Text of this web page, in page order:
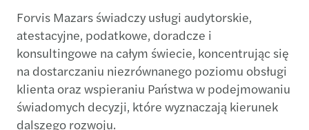
Forvis Mazars świadczy usługi audytorskie,
atestacyjne, podatkowe, doradcze i
konsultingowe na całym świecie, koncentrując się
na dostarczaniu niezrównanego poziomu obsługi
klienta oraz wspieraniu Państwa w podejmowaniu
świadomych decyzji, które wyznaczają kierunek
dalszego rozwoju.